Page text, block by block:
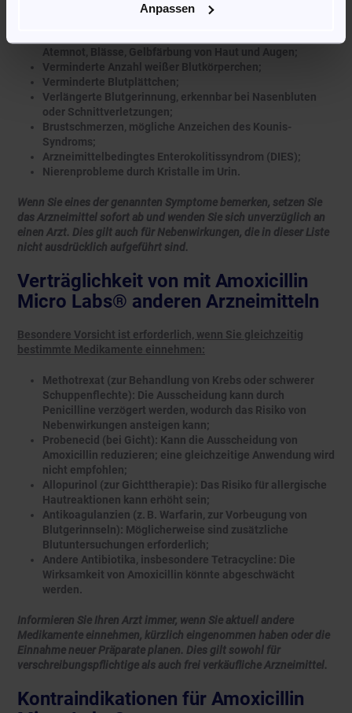
Anpassen
Schwindel, Überaktivität;
Atemnot, Blässe, Gelbfärbung von Haut und Augen;
Verminderte Anzahl weißer Blutkörperchen;
Verminderte Blutplättchen;
Verlängerte Blutgerinnung, erkennbar bei Nasenbluten
oder Schnittverletzungen;
Brustschmerzen, mögliche Anzeichen des Kounis-
Syndroms;
Arzneimittelbedingtes Enterokolitissyndrom (DIES);
Nierenprobleme durch Kristalle im Urin.
Wenn Sie eines der genannten Symptome bemerken, setzen Sie
das Arzneimittel sofort ab und wenden Sie sich unverzüglich an
einen Arzt. Dies gilt auch für Nebenwirkungen, die in dieser Liste
nicht ausdrücklich aufgeführt sind.
Verträglichkeit von mit Amoxicillin
Micro Labs® anderen Arzneimitteln
Besondere Vorsicht ist erforderlich, wenn Sie gleichzeitig
bestimmte Medikamente einnehmen:
Methotrexat (zur Behandlung von Krebs oder schwerer
Schuppenflechte): Die Ausscheidung kann durch
Penicilline verzögert werden, wodurch das Risiko von
Nebenwirkungen ansteigen kann;
Probenecid (bei Gicht): Kann die Ausscheidung von
Amoxicillin reduzieren; eine gleichzeitige Anwendung wird
nicht empfohlen;
Allopurinol (zur Gichttherapie): Das Risiko für allergische
Hautreaktionen kann erhöht sein;
Antikoagulanzien (z. B. Warfarin, zur Vorbeugung von
Blutgerinnseln): Möglicherweise sind zusätzliche
Blutuntersuchungen erforderlich;
Andere Antibiotika, insbesondere Tetracycline: Die
Wirksamkeit von Amoxicillin könnte abgeschwächt
werden.
Informieren Sie Ihren Arzt immer, wenn Sie aktuell andere
Medikamente einnehmen, kürzlich eingenommen haben oder die
Einnahme neuer Präparate planen. Dies gilt sowohl für
verschreibungspflichtige als auch frei verkäufliche Arzneimittel.
Kontraindikationen für Amoxicillin